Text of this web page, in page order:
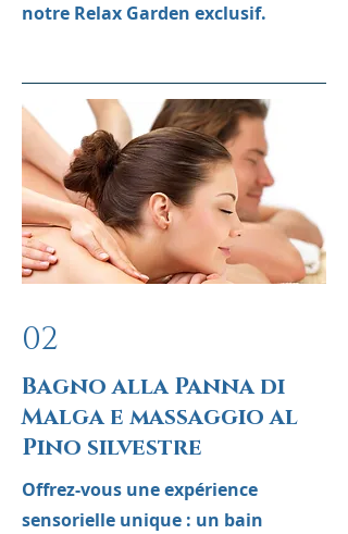
notre Relax Garden exclusif.
02
Bagno alla Panna di
Malga e massaggio al
Pino silvestre
Offrez-vous une expérience
sensorielle unique : un bain